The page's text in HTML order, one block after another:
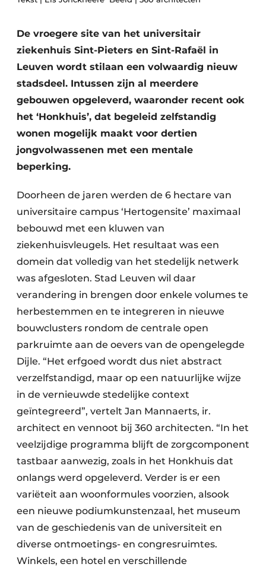
Podcasts
Vacature aanmelden
Vacatures
Video’s
Laboratoria
De vroegere site van het universitair
ziekenhuis Sint-Pieters en Sint-Rafaël in
Leuven wordt stilaan een volwaardig nieuw
stadsdeel. Intussen zijn al meerdere
gebouwen opgeleverd, waaronder recent ook
het ‘Honkhuis’, dat begeleid zelfstandig
wonen mogelijk maakt voor dertien
jongvolwassenen met een mentale
beperking.
Doorheen de jaren werden de 6 hectare van
universitaire campus ‘Hertogensite’ maximaal
bebouwd met een kluwen van
ziekenhuisvleugels. Het resultaat was een
domein dat volledig van het stedelijk netwerk
was afgesloten. Stad Leuven wil daar
verandering in brengen door enkele volumes te
herbestemmen en te integreren in nieuwe
bouwclusters rondom de centrale open
parkruimte aan de oevers van de opengelegde
Dijle. “Het erfgoed wordt dus niet abstract
verzelfstandigd, maar op een natuurlijke wijze
in de vernieuwde stedelijke context
geïntegreerd”, vertelt Jan Mannaerts, ir.
architect en vennoot bij 360 architecten. “In het
veelzijdige programma blijft de zorgcomponent
tastbaar aanwezig, zoals in het Honkhuis dat
onlangs werd opgeleverd. Verder is er een
variëteit aan woonformules voorzien, alsook
een nieuwe podiumkunstenzaal, het museum
van de geschiedenis van de universiteit en
diverse ontmoetings- en congresruimtes.
Winkels, een hotel en verschillende